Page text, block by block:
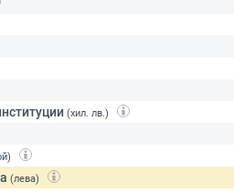
(хил. лв.)
(лева)